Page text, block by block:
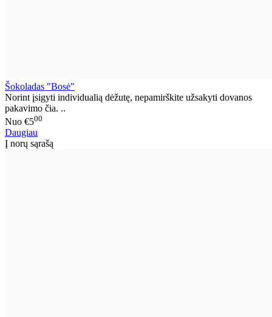
Šokoladas "Bosė"
Norint įsigyti individualią dėžutę, nepamirškite užsakyti dovanos
pakavimo čia. ..
Nuo €500
Daugiau
Į norų sąrašą